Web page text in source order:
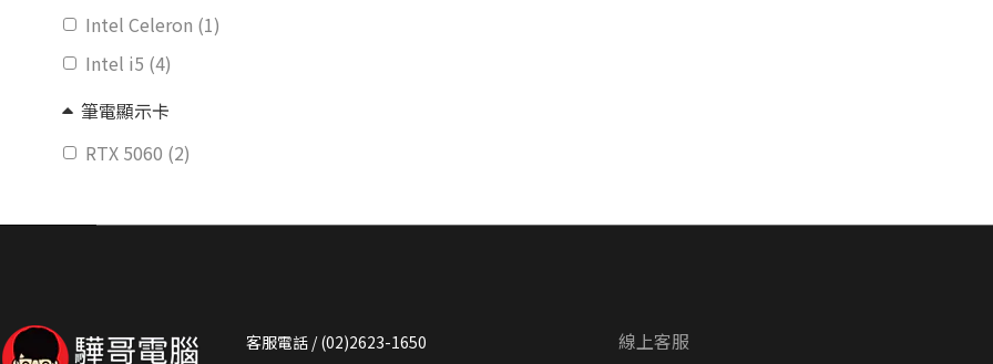
Intel Celeron (1)
Intel i5 (4)
筆電顯示卡
RTX 5060 (2)
客服電話 / (02)2623-1650
線上客服